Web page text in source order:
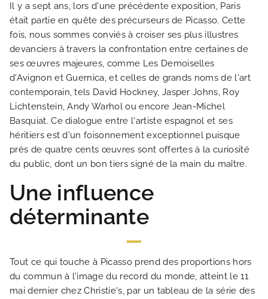
ACCUEIL
HOTEL ET SERVICES
NOS CHAMBRES
OFFRES EXCLUSIVES
NOS ENGAGEMENTS
SITUATION
Il y a sept ans, lors d'une précédente exposition, Paris
était partie en quête des précurseurs de Picasso. Cette
fois, nous sommes conviés à croiser ses plus illustres
devanciers à travers la confrontation entre certaines de
ses œuvres majeures, comme Les Demoiselles
d'Avignon et Guernica, et celles de grands noms de l'art
contemporain, tels David Hockney, Jasper Johns, Roy
Lichtenstein, Andy Warhol ou encore Jean-Michel
Basquiat. Ce dialogue entre l'artiste espagnol et ses
héritiers est d'un foisonnement exceptionnel puisque
près de quatre cents œuvres sont offertes à la curiosité
du public, dont un bon tiers signé de la main du maître.
Une influence
déterminante
Tout ce qui touche à Picasso prend des proportions hors
du commun à l'image du record du monde, atteint le 11
mai dernier chez Christie's, par un tableau de la série des